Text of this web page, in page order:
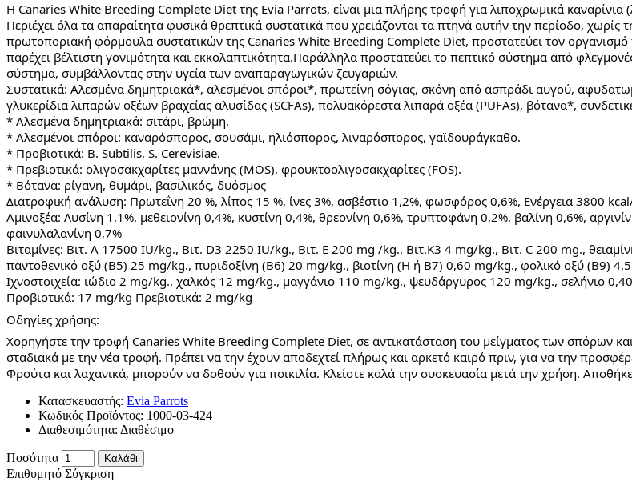
H Canaries White Breeding Complete Diet της Evia Parrots, είναι μια πλήρης τροφή για λιποχρωμικά
Περιέχει όλα τα απαραίτητα φυσικά θρεπτικά συστατικά που χρειάζονται τα πτηνά αυτήν την περίοδο,
πρωτοποριακή φόρμουλα συστατικών της Canaries White Breeding Complete Diet, προστατεύει τον οργανισμό
παρέχει βέλτιστη γονιμότητα και εκκολαπτικότητα.Παράλληλα προστατεύει το πεπτικό σύστημα από
σύστημα, συμβάλλοντας στην υγεία των αναπαραγωγικών ζευγαριών.
Συστατικά: Αλεσμένα δημητριακά*, αλεσμένοι σπόροι*, πρωτείνη σόγιας, σκόνη από ασπράδι αυγού,
γλυκερίδια λιπαρών οξέων βραχείας αλυσίδας (SCFAs), πολυακόρεστα λιπαρά οξέα (PUFAs), βότανα*,
* Αλεσμένα δημητριακά: σιτάρι, βρώμη.
* Αλεσμένοι σπόροι: καναρόσπορος, σουσάμι, ηλιόσπορος, λιναρόσπορος, γαϊδουράγκαθο.
* Προβιοτικά: B. Subtilis, S. Cerevisiae.
* Πρεβιοτικά: ολιγοσακχαρίτες μαννάνης (MOS), φρουκτοολιγοσακχαρίτες (FOS).
* Βότανα: ρίγανη, θυμάρι, βασιλικός, δυόσμος
Διατροφική ανάλυση: Πρωτεΐνη 20 %, λίπος 15 %, ίνες 3%, ασβέστιο 1,2%, φωσφόρος 0,6%, Ενέργεια 3800
Αμινοξέα: Λυσίνη 1,1%, μεθειονίνη 0,4%, κυστίνη 0,4%, θρεονίνη 0,6%, τρυπτοφάνη 0,2%, βαλίνη 0,6%,
φαινυλαλανίνη 0,7%
Βιταμίνες: Βιτ. Α 17500 IU/kg., Βιτ. D3 2250 IU/kg., Βιτ. E 200 mg /kg., Βιτ.Κ3 4 mg/kg., Βιτ. C 200 mg.,
παντοθενικό οξύ (Β5) 25 mg/kg., πυριδοξίνη (Β6) 20 mg/kg., βιοτίνη (Η ή Β7) 0,60 mg/kg., φολικό οξύ (Β9)
Ιχνοστοιχεία: ιώδιο 2 mg/kg., χαλκός 12 mg/kg., μαγγάνιο 110 mg/kg., ψευδάργυρος 120 mg/kg., σελήνιο
Προβιοτικά: 17 mg/kg Πρεβιοτικά: 2 mg/kg
Οδηγίες χρήσης:
Χορηγήστε την τροφή Canaries White Breeding Complete Diet, σε αντικατάσταση του μείγματος των σπόρων
σταδιακά με την νέα τροφή. Πρέπει να την έχουν αποδεχτεί πλήρως και αρκετό καιρό πριν, για να την
Φρούτα και λαχανικά, μπορούν να δοθούν για ποικιλία. Κλείστε καλά την συσκευασία μετά την χρήση.
Κατασκευαστής: Evia Parrots
Κωδικός Προϊόντος: 1000-03-424
Διαθεσιμότητα: Διαθέσιμο
Ποσότητα Καλάθι
Επιθυμητό Σύγκριση